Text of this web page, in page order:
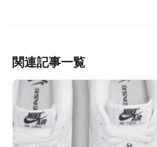
関連記事一覧